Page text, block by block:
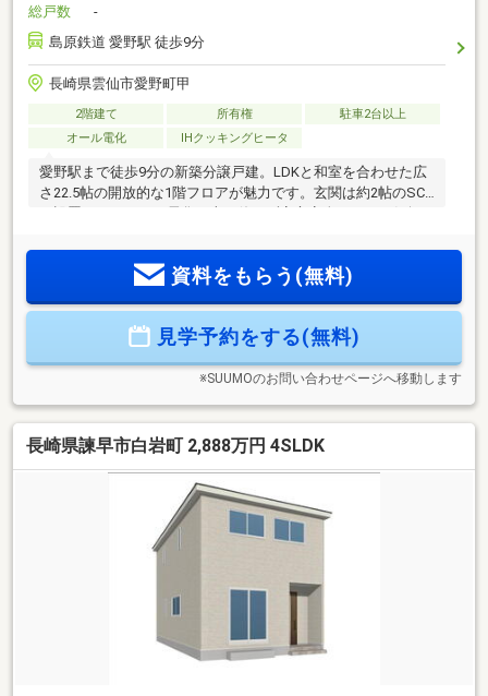
総戸数
-
島原鉄道 愛野駅 徒歩9分
長崎県雲仙市愛野町甲
2階建て 所有権
駐車2台以上
オール電化
IHクッキングヒータ
愛野駅まで徒歩9分の新築分譲戸建。LDKと和室を合わせた広
さ22.5帖の開放的な1階フロアが魅力です。玄関は約2帖のSCL
会社［建設業許可番号］国土交通大臣許可（特-5）第19013号
（般-5）第19013号［宅建業免許番号］国土交通大臣（5）第
の距離については経度緯度を用いて計測したものであり、全
資料をもらう(無料)
見学予約をする(無料)
※SUUMOのお問い合わせページへ移動します
長崎県諫早市白岩町 2,888万円 4SLDK